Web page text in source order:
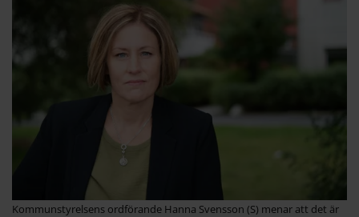
Kommunstyrelsens ordförande Hanna Svensson (S) menar att det är